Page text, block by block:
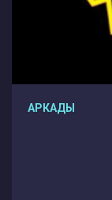
АРКАДЫ